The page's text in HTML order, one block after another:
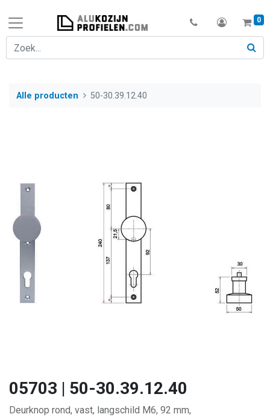
0
Alle producten 50-30.39.12.40
05703 | 50-30.39.12.40
Deurknop rond, vast, langschild M6, 92 mm,